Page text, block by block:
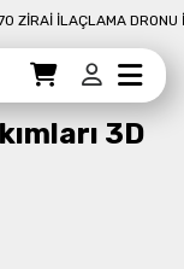
İLAÇLAMA DRONU
Ödemeye Geç
3D